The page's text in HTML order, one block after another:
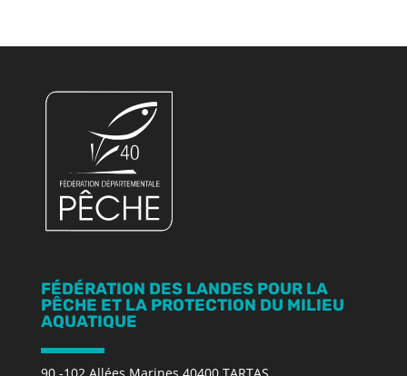
FÉDÉRATION DES LANDES POUR LA
PÊCHE ET LA PROTECTION DU MILIEU
AQUATIQUE
90 -102 Allées Marines 40400 TARTAS